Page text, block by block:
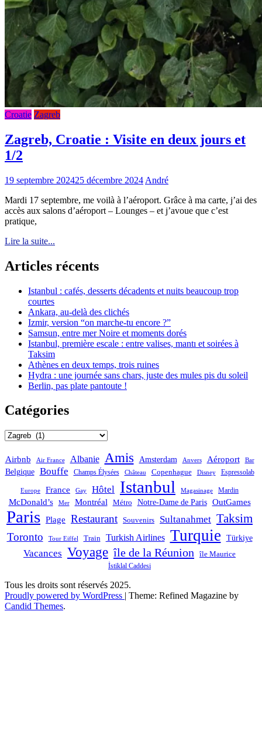
Croatie Zagreb
Zagreb, Croatie : Visite en deux jours et
1/2
19 septembre 202425 décembre 2024 André
Mardi 17 septembre, me voilà à l’aéroport. Grâce à ma carte, j’ai des
accès aux salons d’aéroport – Lounges – et j’avoue que c’est
pratique,
Lire la suite...
Articles récents
Istanbul : cafés, desserts décadents et nuits beaucoup trop
courtes
Ankara, au-delà des clichés
Izmir, version “on marche-tu encore ?”
Samsun, entre mer Noire et moments dorés
Istanbul, première escale : entre valises, mantı et soirées à
Taksim
Athènes en deux temps, trois ruines
Hydra : une journée sans chars, juste des mules pis du soleil
Berlin, pas plate pantoute !
Catégories
Catégories
Airbnb Air France Albanie Amis Amsterdam Anvers Aéroport Bar
Belgique Bouffe Champs Élysées Château Copenhague Disney Espressolab
Europe France Gay Hôtel Istanbul Magasinage Mardin
McDonald’s Mer Montréal Métro Notre-Dame de Paris OutGames
Paris Plage Restaurant Souvenirs Sultanahmet Taksim
Toronto Tour Eiffel Train Turkish Airlines Turquie Türkiye
Vacances Voyage île de la Réunion
île Maurice
İstiklal Caddesi
Tous les droits sont réservés 2025.
Proudly powered by WordPress | Theme: Refined Magazine by
Candid Themes.